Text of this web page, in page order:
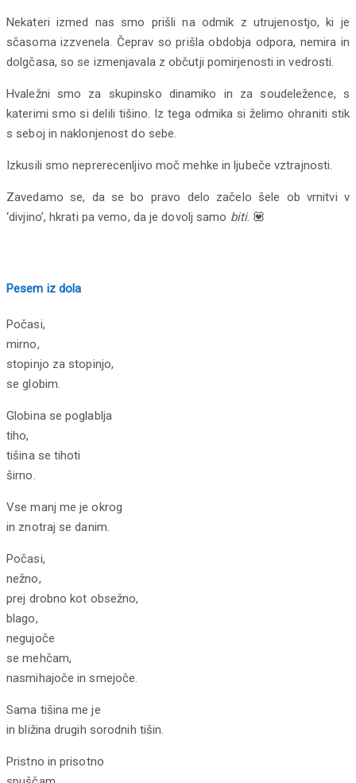
Nekateri izmed nas smo prišli na odmik z utrujenostjo, ki je
sčasoma izzvenela. Čeprav so prišla obdobja odpora, nemira in
dolgčasa, so se izmenjavala z občutji pomirjenosti in vedrosti.
Hvaležni smo za skupinsko dinamiko in za soudeležence, s
katerimi smo si delili tišino. Iz tega odmika si želimo ohraniti stik
s seboj in naklonjenost do sebe.
Izkusili smo neprerecenljivo moč mehke in ljubeče vztrajnosti.
Zavedamo se, da se bo pravo delo začelo šele ob vrnitvi v
‘divjino’, hkrati pa vemo, da je dovolj samo biti. 💟
Pesem iz dola
Počasi,
mirno,
stopinjo za stopinjo,
se globim.
Globina se poglablja
tiho,
tišina se tihoti
širno.
Vse manj me je okrog
in znotraj se danim.
Počasi,
nežno,
prej drobno kot obsežno,
blago,
negujoče
se mehčam,
nasmihajoče in smejoče.
Sama tišina me je
in bližina drugih sorodnih tišin.
Pristno in prisotno